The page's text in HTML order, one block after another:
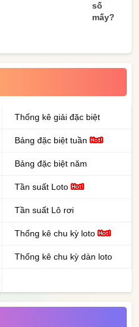
số
mấy?
Thống kê giải đặc biệt
Bảng đặc biệt tuần
Bảng đặc biệt năm
Tần suất Loto
Tần suất Lô rơi
Thống kê chu kỳ loto
Thống kê chu kỳ dàn loto